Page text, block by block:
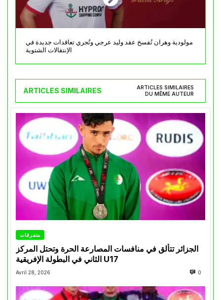
مولودية وهران تُفسخ عقد وليد عرجي وتُجري تعاقدات جديدة في
الإنتقالات الشتوية
ARTICLES SIMILAIRES
ARTICLES SIMILAIRES
DU MÊME AUTEUR
متفرقات
الجزائر تتألق في منافسات المصارعة الحرة وتحتل المركز
الثاني في البطولة الإفريقية U17
Avril 28, 2026 0